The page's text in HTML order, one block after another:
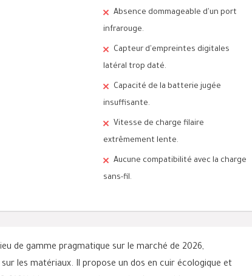
Absence dommageable d'un port
infrarouge.
Capteur d'empreintes digitales
latéral trop daté.
Capacité de la batterie jugée
insuffisante.
Vitesse de charge filaire
extrêmement lente.
Aucune compatibilité avec la charge
sans-fil.
de gamme pragmatique sur le marché de 2026,
les matériaux. Il propose un dos en cuir écologique et